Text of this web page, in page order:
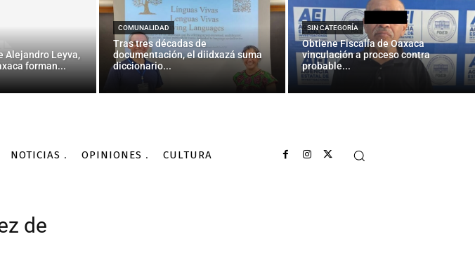
Alejandro Leyva,
forman...
COMUNALIDAD
Tras tres décadas de
documentación, el diidxazá suma
diccionario...
SIN CATEGORÍA
Obtiene Fiscalía de Oaxaca
vinculación a proceso contra
probable...
NOTICIAS OPINIONES CULTURA
de